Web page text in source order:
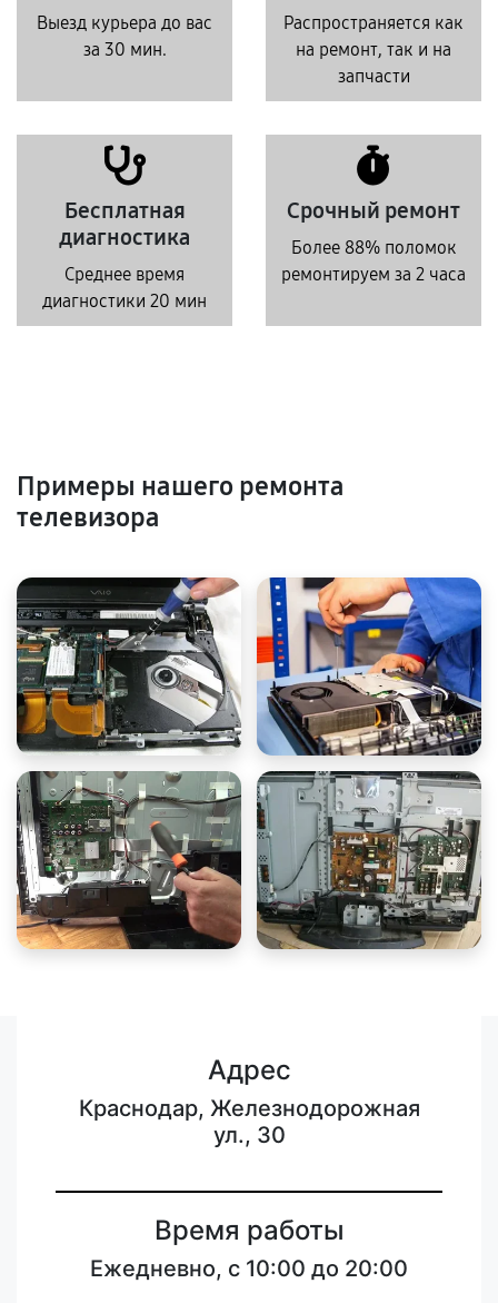
Выезд курьера до вас
за 30 мин.
Распространяется как
на ремонт, так и на
запчасти
Бесплатная
диагностика
Среднее время
диагностики 20 мин
Срочный ремонт
Более 88% поломок
ремонтируем за 2 часа
Примеры нашего ремонта
телевизора
Адрес
Краснодар, Железнодорожная
ул., 30
Время работы
Ежедневно, с 10:00 до 20:00